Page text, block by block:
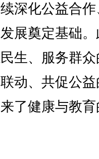
深化公益合
展奠定基础
生、服务群
动、共促公
了健康与教